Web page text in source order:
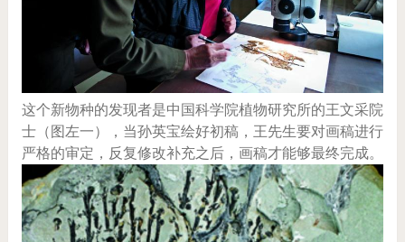
这个新物种的发现者是中国科学院植物研究所的王文采院
士（图左一），当孙英宝绘好初稿，王先生要对画稿进行
严格的审定，反复修改补充之后，画稿才能够最终完成。